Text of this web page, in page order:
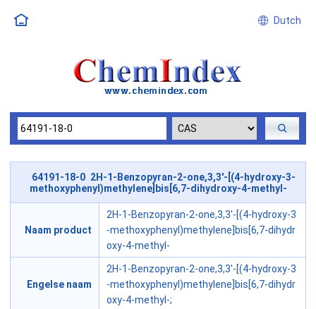
Dutch
64191-18-0 2H-1-Benzopyran-2-one,3,3'-[(4-hydroxy-3-
methoxyphenyl)methylene]bis[6,7-dihydroxy-4-methyl-
Naam product
2H-1-Benzopyran-2-one,3,3'-[(4-hydroxy-3
-methoxyphenyl)methylene]bis[6,7-dihydr
oxy-4-methyl-
Engelse naam
2H-1-Benzopyran-2-one,3,3'-[(4-hydroxy-3
-methoxyphenyl)methylene]bis[6,7-dihydr
oxy-4-methyl-;